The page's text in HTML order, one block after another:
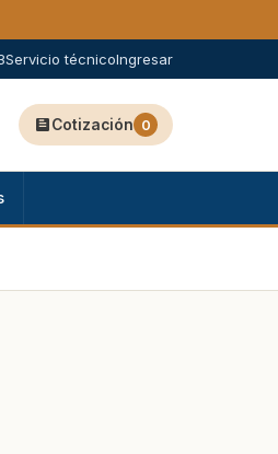
Servicio técnicoIngresar
Cotización 0